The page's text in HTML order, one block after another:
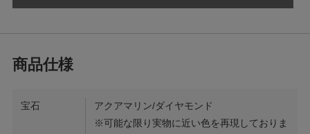
宝石
アクアマリン/ダイヤモンド
※可能な限り実物に近い色を再現しておりま